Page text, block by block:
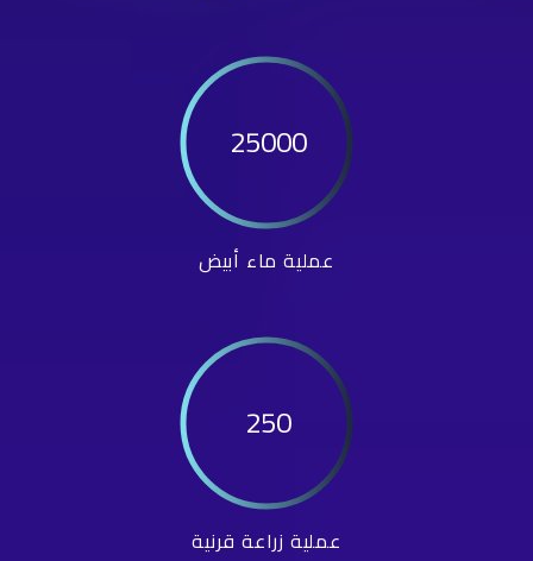
25000
عملية ماء أبيض
250
عملية زراعة قرنية